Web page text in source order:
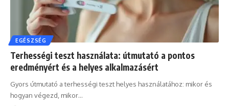
EGÉSZSÉG
Terhességi teszt használata: útmutató a pontos
eredményért és a helyes alkalmazásért
Gyors útmutató a terhességi teszt helyes használatához: mikor és
hogyan végezd, mikor…